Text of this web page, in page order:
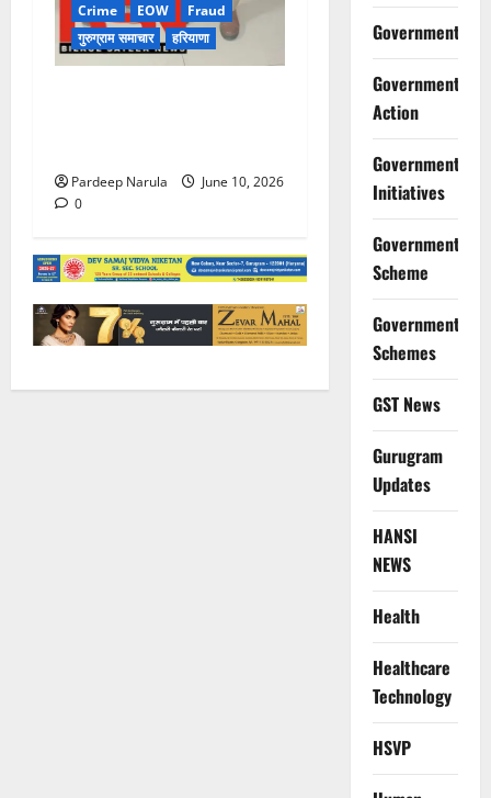
Crime EOW
Fraud
गुरुग्राम समाचार
हरियाणा
Pardeep Narula
June 10, 2026
0
Government
Government
Action
Government
Initiatives
Government
Scheme
Government
Schemes
GST News
Gurugram
Updates
HANSI
NEWS
Health
Healthcare
Technology
HSVP